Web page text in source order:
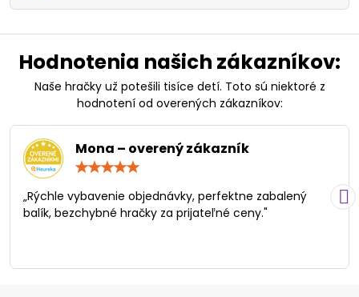
Hodnotenia našich zákazníkov:
Naše hračky už potešili tisíce detí. Toto sú niektoré z
hodnotení od overených zákazníkov:
Mona – overený zákazník
/
5
„Rýchle vybavenie objednávky, perfektne zabalený
balík, bezchybné hračky za prijateľné ceny."